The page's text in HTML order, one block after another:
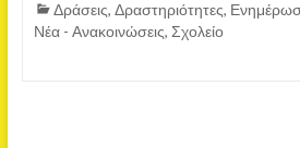
Δράσεις, Δραστηριότητες,
Νέα - Ανακοινώσεις, Σχολείο